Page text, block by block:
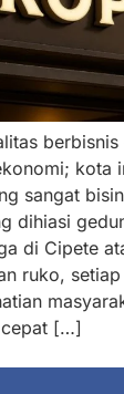
kota
sangat
dihiasi
di Cipete
ruko,
cepat […]